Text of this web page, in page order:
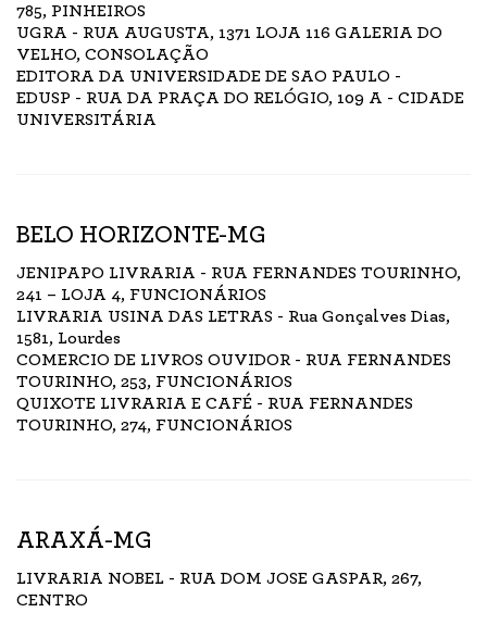
785, PINHEIROS
UGRA - RUA AUGUSTA, 1371 LOJA 116 GALERIA DO
VELHO, CONSOLAÇÃO
EDITORA DA UNIVERSIDADE DE SAO PAULO -
EDUSP - RUA DA PRAÇA DO RELÓGIO, 109 A - CIDADE
UNIVERSITÁRIA
BELO HORIZONTE-MG
JENIPAPO LIVRARIA - RUA FERNANDES TOURINHO,
241 – LOJA 4, FUNCIONÁRIOS
LIVRARIA USINA DAS LETRAS - Rua Gonçalves Dias,
1581, Lourdes
COMERCIO DE LIVROS OUVIDOR - RUA FERNANDES
TOURINHO, 253, FUNCIONÁRIOS
QUIXOTE LIVRARIA E CAFÉ - RUA FERNANDES
TOURINHO, 274, FUNCIONÁRIOS
ARAXÁ-MG
LIVRARIA NOBEL - RUA DOM JOSE GASPAR, 267,
CENTRO